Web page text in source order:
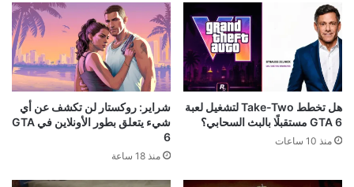
هل تخطط Take-Two لتشغيل لعبة
GTA 6 مستقبلًا بالبث السحابي؟
منذ 10 ساعات
شراير: روكستار لن تكشف عن أي
شيء يتعلق بطور الأونلاين في GTA
6
منذ 18 ساعة